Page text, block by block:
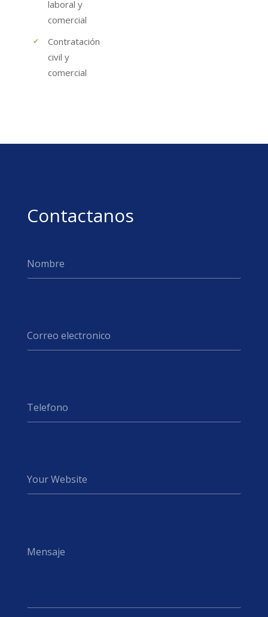
laboral y
comercial
Contratación
civil y
comercial
Contactanos